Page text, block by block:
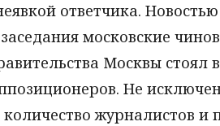
ответчика.
московские
Москвы стоял
Не
журналистов и